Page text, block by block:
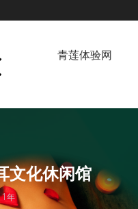
青莲体验网
文化休闲馆
1年